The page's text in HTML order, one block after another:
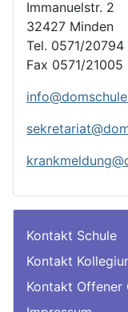
Immanuelstr. 2
32427 Minden
Tel. 0571/20794
Fax 0571/21005
Kontakt Schule
Kontakt
Kontakt Offener